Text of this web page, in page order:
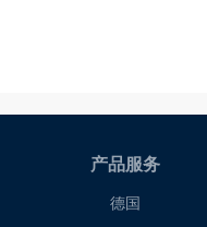
产品服务
德国